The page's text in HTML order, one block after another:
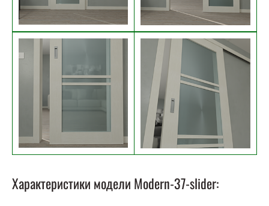
Характеристики модели Modern-37-slider: